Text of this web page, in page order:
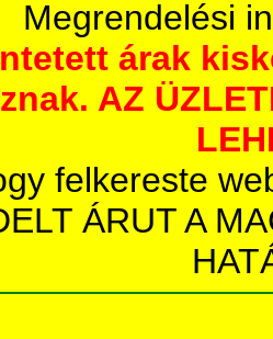
Megrendelési
árak
AZ
felkereste
ÁRUT A